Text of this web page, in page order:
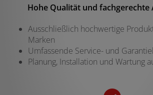
Hohe Qualität und fachgerechte
Ausschließlich hochwertige
Marken
Umfassende Service- und
Planung, Installation und Wartung